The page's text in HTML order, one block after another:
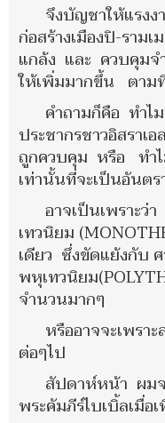
จึงบัญชาให้แรง
ก่อสร้างเมืองปิ-ราม
แกล้ง และ ควบคุมจ
ให้เพิ่มมากขึ้น ตาม
คำถามก็คือ ทำไ
ประชากรชาวอิสรา
ถูกควบคุม หรือ ทำไ
เท่านั้นที่จะเป็นอันต
อาจเป็นเพราะ
เทวนิยม
เดียว ซึ่งขัดแย้งกับ
พหุเทวนิยม
จำนวนมากๆ
หรืออาจจะเพร
ต่อๆไป
สัปดาห์หน้า ผมจ
พระคัมภีร์ไบเบิ้ลเมื่